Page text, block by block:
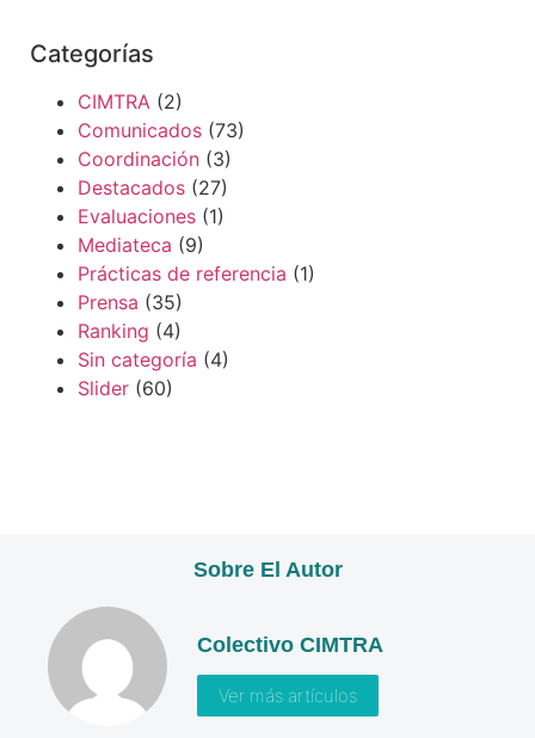
Categorías
CIMTRA (2)
Comunicados (73)
Coordinación (3)
Destacados (27)
Evaluaciones (1)
Mediateca (9)
Prácticas de referencia (1)
Prensa (35)
Ranking (4)
Sin categoría (4)
Slider (60)
Sobre El Autor
Colectivo CIMTRA
Ver más artículos